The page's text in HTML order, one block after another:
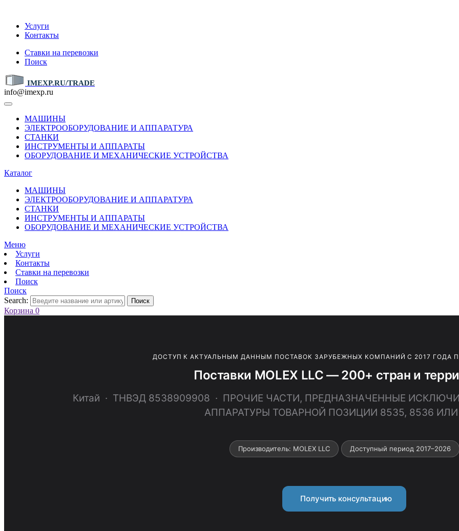
Услуги
Контакты
Ставки на перевозки
Поиск
IMEXP.RU/TRADE
info@imexp.ru
МАШИНЫ
ЭЛЕКТРООБОРУДОВАНИЕ И АППАРАТУРА
СТАНКИ
ИНСТРУМЕНТЫ И АППАРАТЫ
ОБОРУДОВАНИЕ И МЕХАНИЧЕСКИЕ УСТРОЙСТВА
Каталог
МАШИНЫ
ЭЛЕКТРООБОРУДОВАНИЕ И АППАРАТУРА
СТАНКИ
ИНСТРУМЕНТЫ И АППАРАТЫ
ОБОРУДОВАНИЕ И МЕХАНИЧЕСКИЕ УСТРОЙСТВА
Меню
Услуги
Контакты
Ставки на перевозки
Поиск
Поиск
Search:
Поиск
Корзина 0
ДОСТУП К АКТУАЛЬНЫМ ДАННЫМ ПОСТАВОК ЗАРУБЕЖНЫХ КОМПАНИЙ С 2017 ГОДА
Поставки MOLEX LLC — 200+ стран и
Китай · ТНВЭД 8538909908 · ПРОЧИЕ ЧАСТИ, ПРЕДНАЗНАЧЕННЫЕ
АППАРАТУРЫ ТОВАРНОЙ ПОЗИЦИИ 8535, 8536 ИЛИ
Производитель: MOLEX LLC Доступный период 2017–2026
Получить консультацию